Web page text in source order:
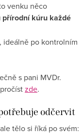
venku něco
přírodní kúru každé
, ideálně po kontrolním
s pani MVDr.
zde.
odčervit
tělo si říká po svém: